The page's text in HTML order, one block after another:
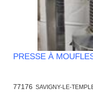
PRESSE À
77176 SAVIGNY-LE-